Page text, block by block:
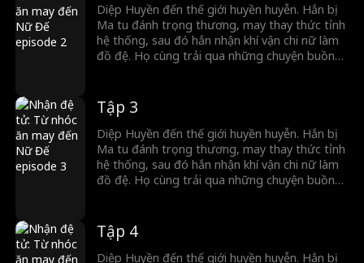
Diệp Huyền đến thế giới huyền huyễn. Hắn bị
Ma tu đánh trọng thương, may thay thức tỉnh
hệ thống, sau đó hắn nhận khí vận chi nữ làm
đồ đệ. Họ cùng trải qua những chuyện buồn
đáp trả, vang danh đại lục.
Tập 3
Diệp Huyền đến thế giới huyền huyễn. Hắn bị
Ma tu đánh trọng thương, may thay thức tỉnh
hệ thống, sau đó hắn nhận khí vận chi nữ làm
đồ đệ. Họ cùng trải qua những chuyện buồn
đáp trả, vang danh đại lục.
Tập 4
Diệp Huyền đến thế giới huyền huyễn. Hắn bị